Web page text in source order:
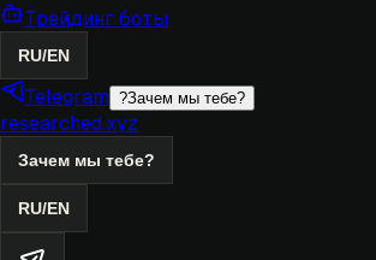
Трейдинг боты
RU/EN
Telegram ?Зачем мы тебе?
researched.xyz
Зачем мы тебе?
RU/EN